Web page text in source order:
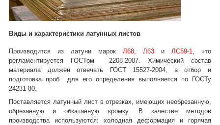
Виды и характеристики латунных листов
Производится из латуни марок Л68, Л63 и ЛС59-1, что
регламентируется ГОСТом 2208-2007. Химический состав
материала должен отвечать ГОСТ 15527-2004, а отбор и
подготовка проб для его определения выполняется по ГОСТу
24231-80.
Поставляется латунный лист в отрезках, имеющих необрезанную,
обрезанную и обкатанную кромку. В качестве методов
производства используются: холодная деформация и горячая